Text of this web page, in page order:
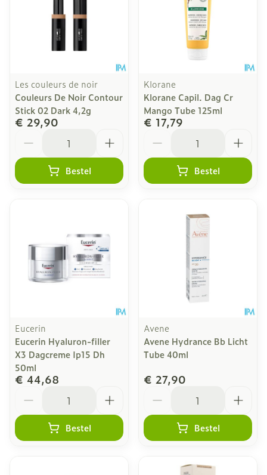
Les couleurs de noir
Couleurs De Noir Contour
Stick 02 Dark 4,2g
€ 29,90
Bestel
Klorane
Klorane Capil. Dag Cr
Mango Tube 125ml
€ 17,79
Bestel
Eucerin
Eucerin Hyaluron-filler
X3 Dagcreme Ip15 Dh
50ml
€ 44,68
Bestel
Avene
Avene Hydrance Bb Licht
Tube 40ml
€ 27,90
Bestel